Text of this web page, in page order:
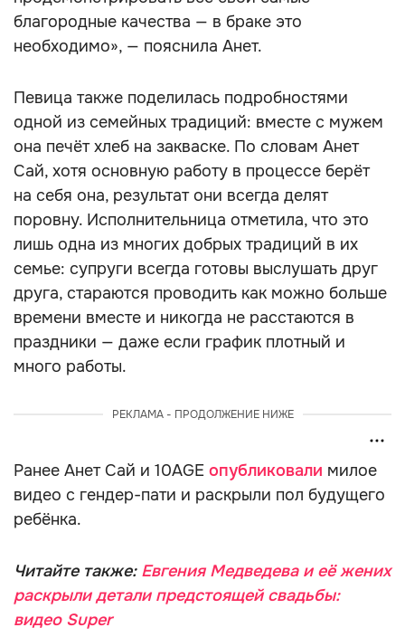
благородные качества — в браке это
необходимо», — пояснила Анет.
Певица также поделилась подробностями
одной из семейных традиций: вместе с мужем
она печёт хлеб на закваске. По словам Анет
Сай, хотя основную работу в процессе берёт
на себя она, результат они всегда делят
поровну. Исполнительница отметила, что это
лишь одна из многих добрых традиций в их
семье: супруги всегда готовы выслушать друг
друга, стараются проводить как можно больше
времени вместе и никогда не расстаются в
праздники — даже если график плотный и
много работы.
РЕКЛАМА - ПРОДОЛЖЕНИЕ НИЖЕ
Ранее Анет Сай и 10AGE опубликовали милое
видео с гендер-пати и раскрыли пол будущего
ребёнка.
Читайте также:Евгения Медведева и её жених
раскрыли детали предстоящей свадьбы:
видео Super